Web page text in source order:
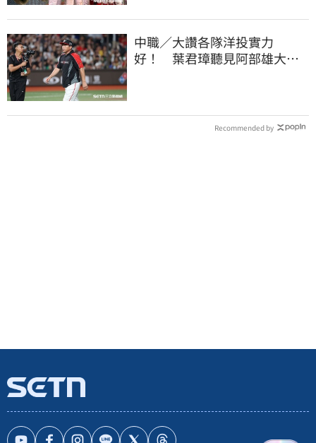
中職／大讚各隊洋投實力
好！ 葉君璋聽見阿部雄大被
Recommended by